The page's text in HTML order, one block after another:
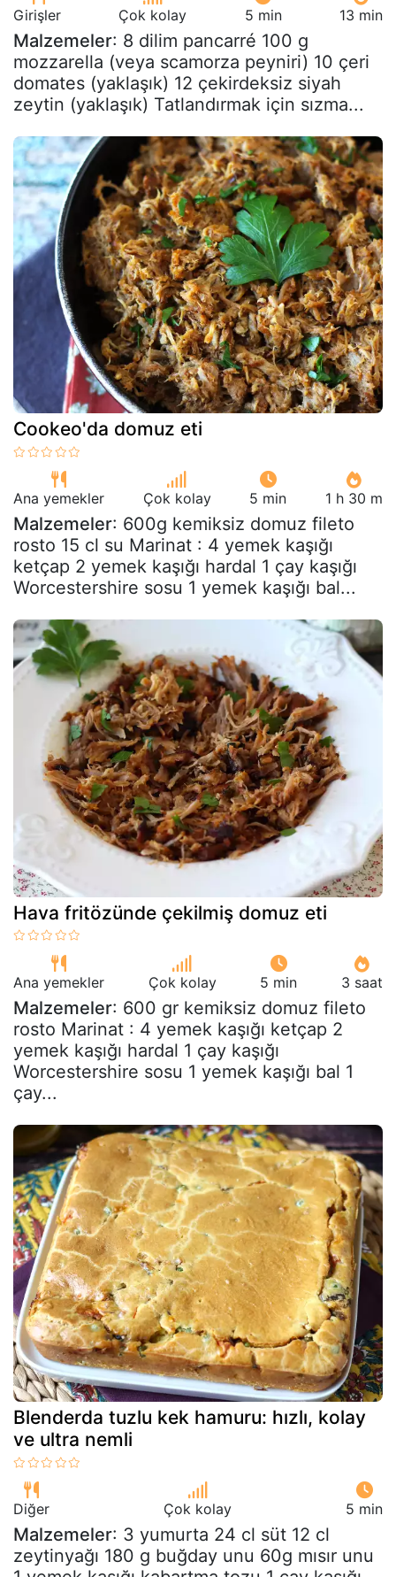
Girişler Çok kolay 5 min 13 min
Malzemeler: 8 dilim pancarré 100 g
mozzarella (veya scamorza peyniri) 10 çeri
domates (yaklaşık) 12 çekirdeksiz siyah
zeytin (yaklaşık) Tatlandırmak için sızma...
Cookeo'da domuz eti
Ana yemekler Çok kolay 5 min 1 h 30 m
Malzemeler: 600g kemiksiz domuz fileto
rosto 15 cl su Marinat : 4 yemek kaşığı
ketçap 2 yemek kaşığı hardal 1 çay kaşığı
Worcestershire sosu 1 yemek kaşığı bal...
Hava fritözünde çekilmiş domuz eti
Ana yemekler Çok kolay 5 min 3 saat
Malzemeler: 600 gr kemiksiz domuz fileto
rosto Marinat : 4 yemek kaşığı ketçap 2
yemek kaşığı hardal 1 çay kaşığı
Worcestershire sosu 1 yemek kaşığı bal 1
çay...
Blenderda tuzlu kek hamuru: hızlı, kolay
ve ultra nemli
Diğer Çok kolay 5 min
Malzemeler: 3 yumurta 24 cl süt 12 cl
zeytinyağı 180 g buğday unu 60g mısır unu